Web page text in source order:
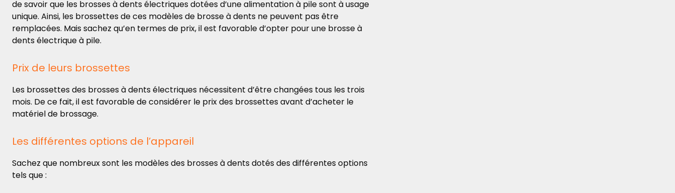
de savoir que les brosses à dents électriques dotées d’une alimentation à pile sont à usage
unique. Ainsi, les brossettes de ces modèles de brosse à dents ne peuvent pas être
remplacées. Mais sachez qu’en termes de prix, il est favorable d’opter pour une brosse à
dents électrique à pile.
Prix de leurs brossettes
Les brossettes des brosses à dents électriques nécessitent d’être changées tous les trois
mois. De ce fait,il est favorable de considérer le prix des brossettesavant d’acheter le
matériel de brossage.
Les différentes options de l’appareil
Sachez que nombreux sont les modèles des brosses à dents dotés des différentes options
tels que :